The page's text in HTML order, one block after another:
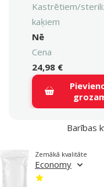
Kastrētiem/
kaķiem
Nē
Cena
24,98 €
Barības
Economy
Zemākā kvalitāte